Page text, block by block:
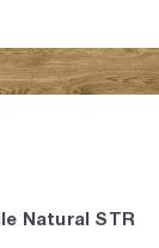
Natural STR